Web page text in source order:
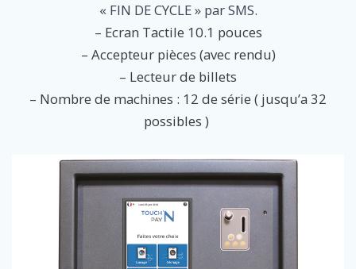
« FIN DE CYCLE » par SMS.
– Ecran Tactile 10.1 pouces
– Accepteur pièces (avec rendu)
– Lecteur de billets
– Nombre de machines : 12 de série ( jusqu’a 32
possibles )